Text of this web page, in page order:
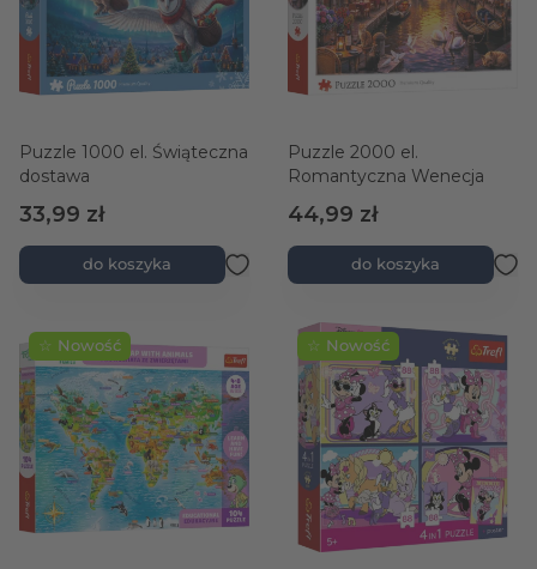
Puzzle 1000 el. Świąteczna
dostawa
33,99 zł
do koszyka
Puzzle 2000 el.
Romantyczna Wenecja
44,99 zł
do koszyka
☆ Nowość ☆ Nowość